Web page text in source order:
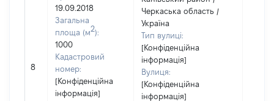
8
19.09.2018
Загальна
площа (м2):
1000
Кадастровий
номер:
[Конфіденційна
інформація]
Черкаська область /
Україна
Тип вулиці:
[Конфіденційна
інформація]
Вулиця:
[Конфіденційна
інформація]